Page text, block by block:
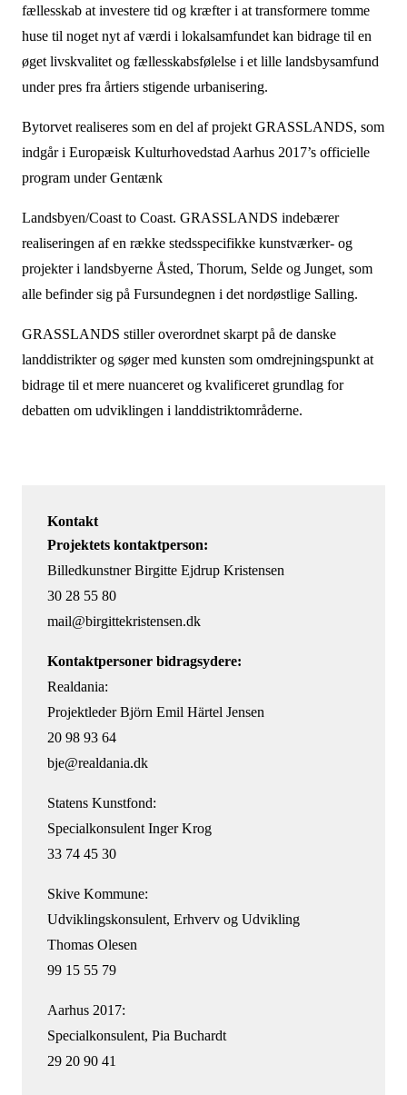
fællesskab at investere tid og kræfter i at transformere tomme
huse til noget nyt af værdi i lokalsamfundet kan bidrage til en
øget livskvalitet og fællesskabsfølelse i et lille landsbysamfund
under pres fra årtiers stigende urbanisering.
Bytorvet realiseres som en del af projekt GRASSLANDS, som
indgår i Europæisk Kulturhovedstad Aarhus 2017’s officielle
program under Gentænk
Landsbyen/Coast to Coast. GRASSLANDS indebærer
realiseringen af en række stedsspecifikke kunstværker- og
projekter i landsbyerne Åsted, Thorum, Selde og Junget, som
alle befinder sig på Fursundegnen i det nordøstlige Salling.
GRASSLANDS stiller overordnet skarpt på de danske
landdistrikter og søger med kunsten som omdrejningspunkt at
bidrage til et mere nuanceret og kvalificeret grundlag for
debatten om udviklingen i landdistriktområderne.
Kontakt
Projektets kontaktperson:
Billedkunstner Birgitte Ejdrup Kristensen
30 28 55 80
mail@birgittekristensen.dk
Kontaktpersoner bidragsydere:
Realdania:
Projektleder Björn Emil Härtel Jensen
20 98 93 64
bje@realdania.dk
Statens Kunstfond:
Specialkonsulent Inger Krog
33 74 45 30
Skive Kommune:
Udviklingskonsulent, Erhverv og Udvikling
Thomas Olesen
99 15 55 79
Aarhus 2017:
Specialkonsulent, Pia Buchardt
29 20 90 41